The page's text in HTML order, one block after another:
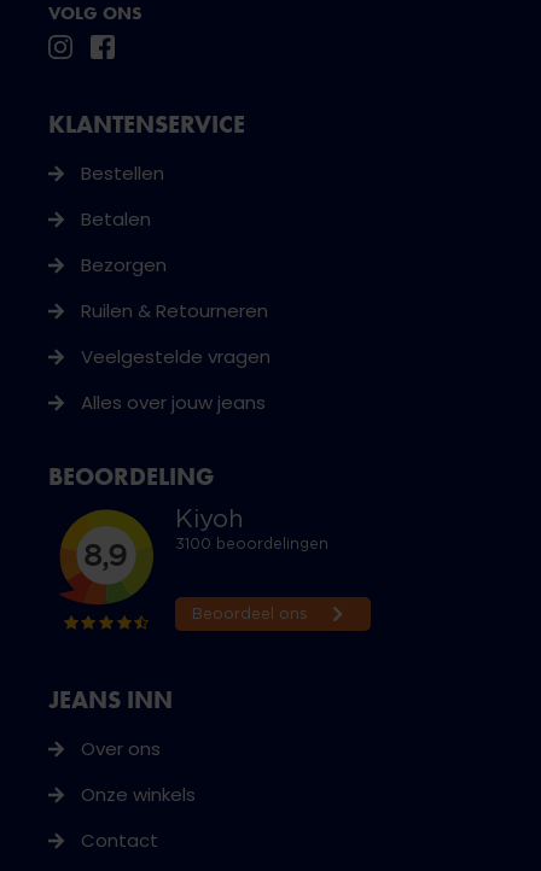
VOLG ONS
JEANS INN
Over ons
Onze winkels
Contact
KLANTENSERVICE
Bestellen
Betalen
Bezorgen
Ruilen & Retourneren
Veelgestelde vragen
Alles over jouw jeans
BEOORDELING